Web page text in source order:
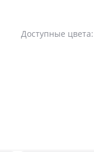
Доступные цвета: